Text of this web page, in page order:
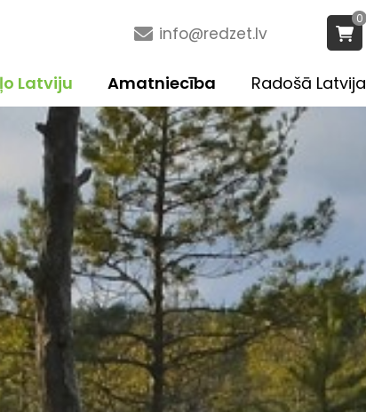
info@redzet.lv
0
Radošā Latvija
Amatniecība
Latviju